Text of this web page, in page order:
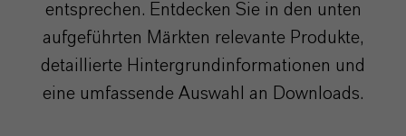
entsprechen. Entdecken Sie in den unten
aufgeführten Märkten relevante Produkte,
detaillierte Hintergrundinformationen und
eine umfassende Auswahl an Downloads.